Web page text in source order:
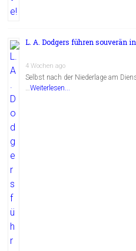
L. A. Dodgers führen souverän
4 Wochen ago
Selbst nach der Niederlage am
…Weiterlesen...